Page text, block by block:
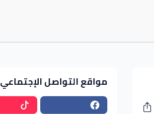
مواقع التواصل الإجتماعي